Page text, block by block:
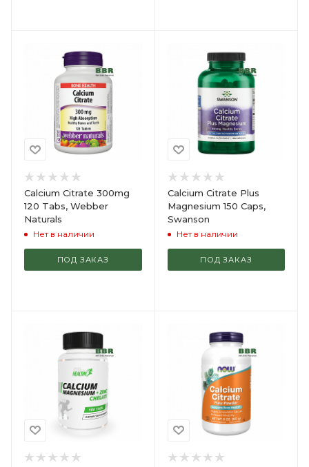
Calcium Citrate 300mg
120 Tabs, Webber
Naturals
Нет в наличии
ПОД ЗАКАЗ
Calcium Citrate Plus
Magnesium 150 Caps,
Swanson
Нет в наличии
ПОД ЗАКАЗ